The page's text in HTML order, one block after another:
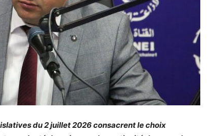
du 2 juillet 2026 consacrent le choix